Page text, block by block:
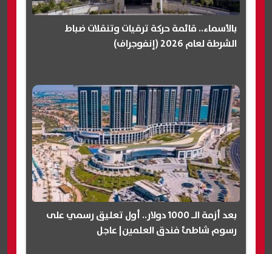
بالأسماء.. قائمة حركة ترقيات وتنقلات ضباط
الشرطة لعام 2026 (إنفوجراف)
بعد أزمة الـ 1000 دولار.. أول تعليق رسمي على
رسوم شاطئ فندق العلمين| عاجل